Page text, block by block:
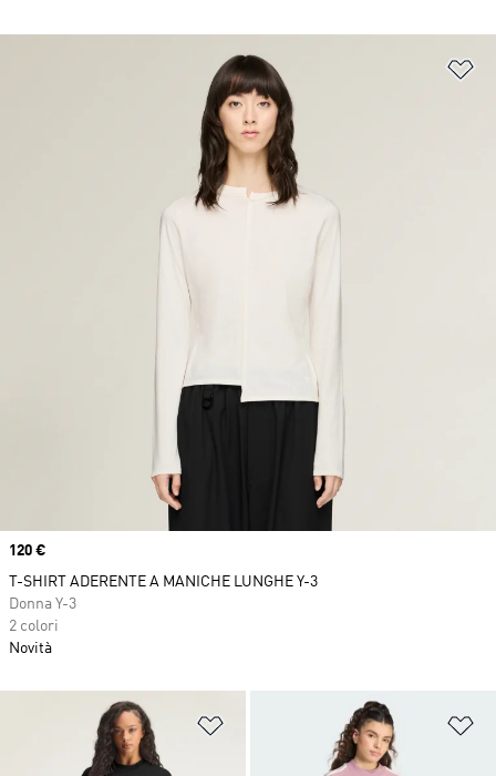
Aggiungi alla lista dei desideri
Price
120 €
T-SHIRT ADERENTE A MANICHE LUNGHE Y-3
Donna Y-3
2 colori
Novità